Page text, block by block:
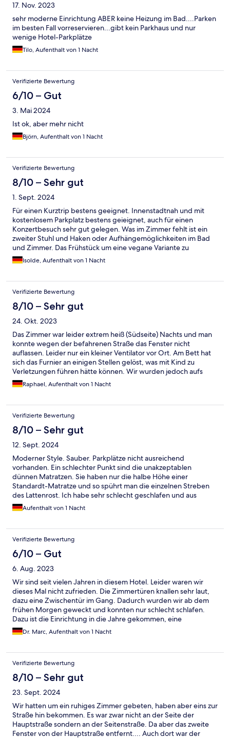
17. Nov. 2023
sehr moderne Einrichtung ABER keine Heizung im Bad....Parken
im besten Fall vorreservieren...gibt kein Parkhaus und nur
wenige Hotel-Parkplätze
Tilo, Aufenthalt von 1 Nacht
Verifizierte Bewertung
6/10 – Gut
3. Mai 2024
Ist ok, aber mehr nicht
Björn, Aufenthalt von 1 Nacht
Verifizierte Bewertung
8/10 – Sehr gut
1. Sept. 2024
Für einen Kurztrip bestens geeignet. Innenstadtnah und mit
kostenlosem Parkplatz bestens geieignet, auch für einen
Konzertbesuch sehr gut gelegen. Was im Zimmer fehlt ist ein
zweiter Stuhl und Haken oder Aufhängemöglichkeiten im Bad
und Zimmer. Das Frühstück um eine vegane Variante zu
erweitern fände ich auch positiv. Ansonsten alles prima.
Isolde, Aufenthalt von 1 Nacht
Verifizierte Bewertung
8/10 – Sehr gut
24. Okt. 2023
Das Zimmer war leider extrem heiß (Südseite) Nachts und man
konnte wegen der befahrenen Straße das Fenster nicht
auflassen. Leider nur ein kleiner Ventilator vor Ort. Am Bett hat
sich das Furnier an einigen Stellen gelöst, was mit Kind zu
Verletzungen führen hätte können. Wir wurden jedoch aufs
Haus zum Frühstück eingeladen - danke. Alles andere war sehr
zufrieden stellend.
Raphael, Aufenthalt von 1 Nacht
Verifizierte Bewertung
8/10 – Sehr gut
12. Sept. 2024
Moderner Style. Sauber. Parkplätze nicht ausreichend
vorhanden. Ein schlechter Punkt sind die unakzeptablen
dünnen Matratzen. Sie haben nur die halbe Höhe einer
Standardt-Matratze und so spührt man die einzelnen Streben
des Lattenrost. Ich habe sehr schlecht geschlafen und aus
diesem Grund, werde ich das Hotel nicht mehr buchen. Schade
eigentlich, weil sonst vieles gepasst hat.
Aufenthalt von 1 Nacht
Verifizierte Bewertung
6/10 – Gut
6. Aug. 2023
Wir sind seit vielen Jahren in diesem Hotel. Leider waren wir
dieses Mal nicht zufrieden. Die Zimmertüren knallen sehr laut,
dazu eine Zwischentür im Gang. Dadurch wurden wir ab dem
frühen Morgen geweckt und konnten nur schlecht schlafen.
Dazu ist die Einrichtung in die Jahre gekommen, eine
Klimaanlage fehlt, weshalb „Mobile“ Geräte nachgerüstet
wurden. Ob das in allen Zimmern so ist, ist uns unbekannt. Dazu
gibt, die sehr schnell ausgeschöpft ist. Eine Reservierung ist
nicht möglich. Dann bleibt nur ein kostenpflichtiger Besuch im
ca 10min Fußweg entfernt Parkhaus. Insgesamt leider alles nur
noch mittelmäßig mit Luft nach oben.
Dr. Marc, Aufenthalt von 1 Nacht
Verifizierte Bewertung
8/10 – Sehr gut
23. Sept. 2024
Wir hatten um ein ruhiges Zimmer gebeten, haben aber eins zur
Straße hin bekommen. Es war zwar nicht an der Seite der
Hauptstraße sondern an der Seitenstraße. Da aber das zweite
Fenster von der Hauptstraße entfernt.... Auch dort war der